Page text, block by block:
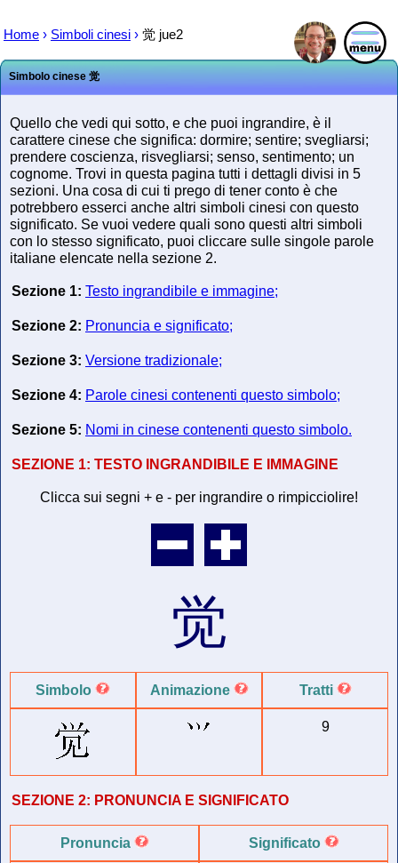
Simbolo cinese 觉
Quello che vedi qui sotto, e che puoi ingrandire, è il
carattere cinese che significa: dormire; sentire; svegliarsi;
prendere coscienza, risvegliarsi; senso, sentimento; un
cognome. Trovi in questa pagina tutti i dettagli divisi in 5
sezioni. Una cosa di cui ti prego di tener conto è che
potrebbero esserci anche altri simboli cinesi con questo
significato. Se vuoi vedere quali sono questi altri simboli
con lo stesso significato, puoi cliccare sulle singole parole
italiane elencate nella sezione 2.
Sezione 1: Testo ingrandibile e immagine;
Sezione 2: Pronuncia e significato;
Sezione 3: Versione tradizionale;
Sezione 4: Parole cinesi contenenti questo simbolo;
Sezione 5: Nomi in cinese contenenti questo simbolo.
SEZIONE 1: TESTO INGRANDIBILE E IMMAGINE
Clicca sui segni + e - per ingrandire o rimpicciolire!
觉
Simbolo Animazione Tratti
9
SEZIONE 2: PRONUNCIA E SIGNIFICATO
Pronuncia Significato
Home › Simboli cinesi › 觉 jue2